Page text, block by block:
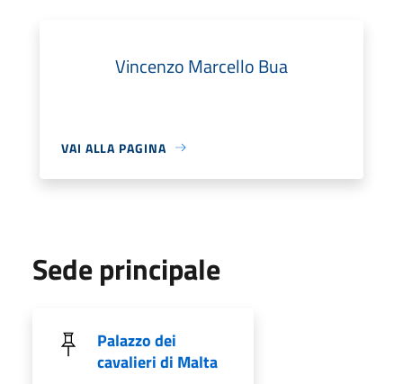
Vincenzo Marcello Bua
VAI ALLA PAGINA
Sede principale
Palazzo dei
cavalieri di Malta